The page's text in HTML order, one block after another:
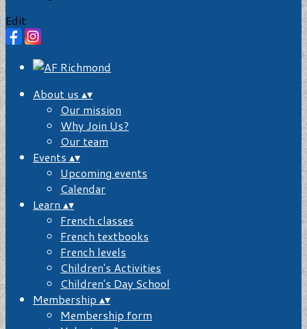
Edit
About us ▴▾
Our mission
Why Join Us?
Our team
Events ▴▾
Upcoming events
Calendar
Learn ▴▾
French classes
French textbooks
French levels
Children's Activities
Children's Day School
Membership ▴▾
Membership form